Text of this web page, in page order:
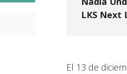
LKS Next
El 13 de